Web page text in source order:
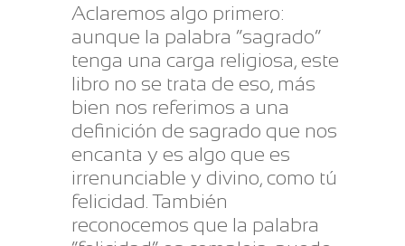
Aclaremos algo primero:
aunque la palabra “sagrado”
tenga una carga religiosa, este
libro no se trata de eso, más
bien nos referimos a una
definición de sagrado que nos
encanta y es algo que es
irrenunciable y divino, como tú
felicidad. También
reconocemos que la palabra